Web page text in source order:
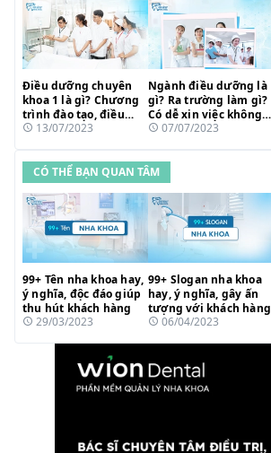
Điều dưỡng chuyên
khoa 1 là gì? Chương
trình đào tạo, điều
kiện học và cơ hội
13/07/2023
Ngành điều dưỡng là
gì? Ra trường làm gì?
Có dễ xin việc không?
Cơ hội nghề nghiệp
07/07/2023
CÓ THỂ BẠN QUAN TÂM
99+ Tên nha khoa hay,
ý nghĩa, độc đáo giúp
thu hút khách hàng
29/03/2023
99+ Slogan nha khoa
hay, ý nghĩa, gây ấn
tượng với khách hàng
06/04/2023